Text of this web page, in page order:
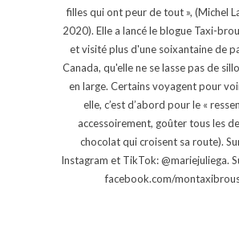
filles qui ont peur de tout », (Michel
2020). Elle a lancé le blogue Taxi-
et visité plus d'une soixantaine de
Canada, qu'elle ne se lasse pas de
en large. Certains voyagent pour
elle, c’est d’abord pour le «
accessoirement, goûter tous les
chocolat qui croisent sa route).
Instagram et TikTok: @mariejuliega.
facebook.com/